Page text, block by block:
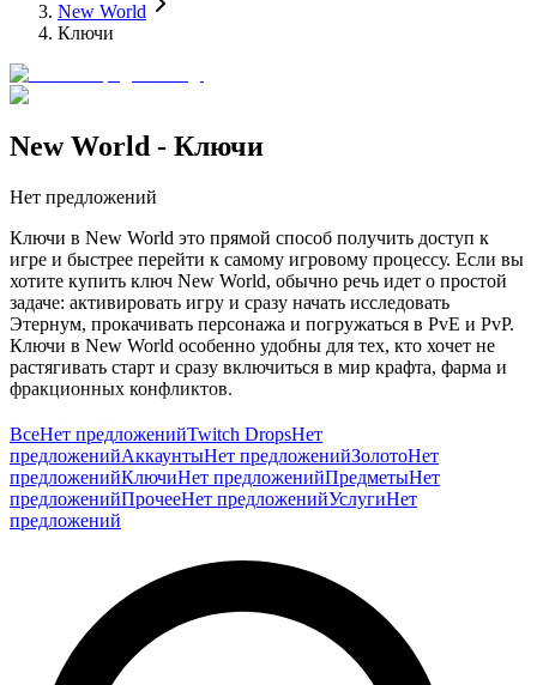
New World
Ключи
New World - Ключи
Нет предложений
Ключи в New World это прямой способ получить доступ к
игре и быстрее перейти к самому игровому процессу. Если вы
хотите купить ключ New World, обычно речь идет о простой
задаче: активировать игру и сразу начать исследовать
Этернум, прокачивать персонажа и погружаться в PvE и PvP.
Ключи в New World особенно удобны для тех, кто хочет не
растягивать старт и сразу включиться в мир крафта, фарма и
фракционных конфликтов.
Для MMORPG это важно, потому что интерес начинается не
на экране запуска, а в момент, когда вы уже идете за
ресурсами, собираете билд, закрываете задания и понимаете,
каким будет ваш путь в игре. Чем быстрее вы входите в этот
цикл, тем проще встроиться в экономику, в серверный ритм и
в цепочку собственного прогресса.
Покупка ключа New World обычно интересна тем, кто ищет
быстрый и понятный доступ к игре. На GG.Store такие
предложения публикуют сами игроки, поэтому категорию
удобно использовать как практичный вариант для старта.
ВсеНет предложенийTwitch DropsНет
предложенийАккаунтыНет предложенийЗолотоНет
предложенийКлючиНет предложенийПредметыНет
предложенийПрочееНет предложенийУслугиНет
предложений